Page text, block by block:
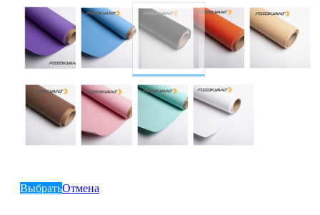
ВыбратьОтмена